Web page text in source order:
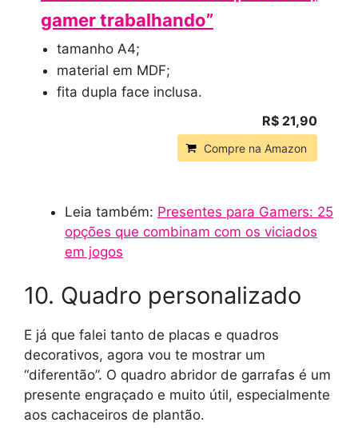
gamer trabalhando”
tamanho A4;
material em MDF;
fita dupla face inclusa.
R$ 21,90
Compre na Amazon
Leia também: Presentes para Gamers: 25
opções que combinam com os viciados
em jogos
10. Quadro personalizado
E já que falei tanto de placas e quadros
decorativos, agora vou te mostrar um
“diferentão”. O quadro abridor de garrafas é um
presente engraçado e muito útil, especialmente
aos cachaceiros de plantão.